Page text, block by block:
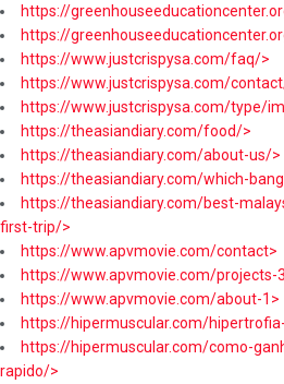
https://
https://
https://www.justcrispysa.com/faq/>
https://www.justcrispysa.com/
https://www.justcrispysa.com/type/
https://theasiandiary.com/food/>
https://theasiandiary.com/about-us/>
https://theasiandiary.com/which-
https://theasiandiary.com/best-
first-trip/>
https://www.apvmovie.com/contact>
https://www.apvmovie.com/projects-
https://www.apvmovie.com/about-1>
https://hipermuscular.com/
https://hipermuscular.com/como-
rapido/>